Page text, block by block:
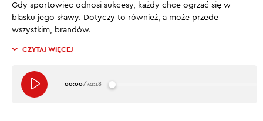
Gdy sportowiec odnosi sukcesy, każdy chce ogrzać się w
blasku jego sławy. Dotyczy to również, a może przede
wszystkim, brandów.
CZYTAJ WIĘCEJ
00:00/32:18